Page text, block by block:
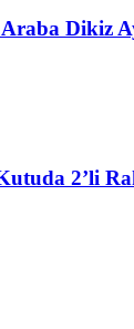
Dikiz
2’li